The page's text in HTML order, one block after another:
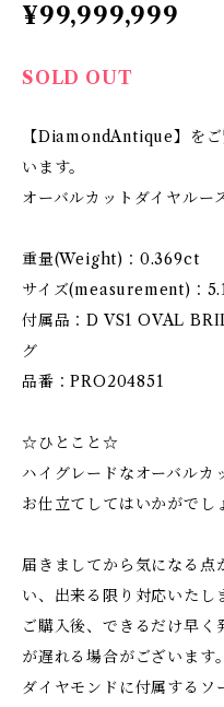
¥99,999,999
SOLD OUT
【DiamondAntique】を
います。
オーバルカットダイヤルー
重量(Weight)：0.369ct
サイズ(measurement)：
付属品：D VS1 OVAL
グ
品番：PRO204851
☆ひとこと☆
ハイグレードなオーバルカ
お仕立てしてはいかがでし
届きましてから気になる点
い、出来る限り対応いたし
ご購入後、できるだけ早く
が遅れる場合がございます
ダイヤモンドに付属するソ